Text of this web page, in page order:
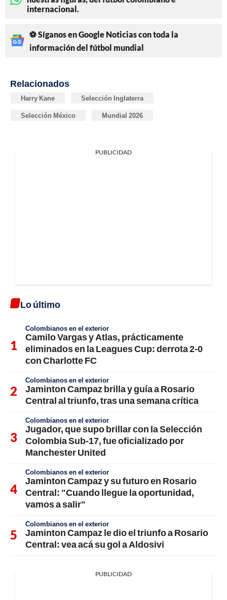
internacional.
⚽ Síganos en Google Noticias con toda la
información del fútbol mundial
Relacionados
Harry Kane Selección Inglaterra
Selección México Mundial 2026
PUBLICIDAD
Lo último
Colombianos en el exterior
Camilo Vargas y Atlas, prácticamente
eliminados en la Leagues Cup: derrota 2-0
con Charlotte FC
Colombianos en el exterior
Jaminton Campaz brilla y guía a Rosario
Central al triunfo, tras una semana crítica
Colombianos en el exterior
Jugador, que supo brillar con la Selección
Colombia Sub-17, fue oficializado por
Manchester United
Colombianos en el exterior
Jaminton Campaz y su futuro en Rosario
Central: "Cuando llegue la oportunidad,
vamos a salir"
Colombianos en el exterior
Jaminton Campaz le dio el triunfo a Rosario
Central: vea acá su gol a Aldosivi
PUBLICIDAD